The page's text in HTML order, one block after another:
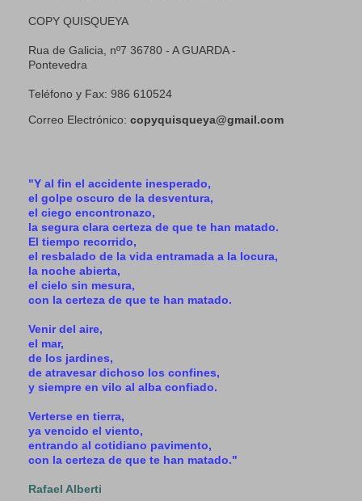
COPY QUISQUEYA
Rua de Galicia, nº7 36780 - A GUARDA -
Pontevedra
Teléfono y Fax: 986 610524
Correo Electrónico: copyquisqueya@gmail.com
"Y al fin el accidente inesperado,
el golpe oscuro de la desventura,
el ciego encontronazo,
la segura clara certeza de que te han matado.
El tiempo recorrido,
el resbalado de la vida entramada a la locura,
la noche abierta,
el cielo sin mesura,
con la certeza de que te han matado.
Venir del aire,
el mar,
de los jardines,
de atravesar dichoso los confines,
y siempre en vilo al alba confiado.
Verterse en tierra,
ya vencido el viento,
entrando al cotidiano pavimento,
con la certeza de que te han matado."
Rafael Alberti